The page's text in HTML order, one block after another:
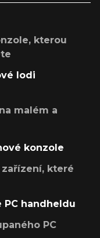
kterou
lodi
malém a
konzole
které
PC handheldu
PC